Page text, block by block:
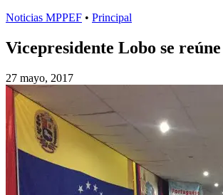
Noticias MPPEF • Principal
Vicepresidente Lobo se
27 mayo, 2017